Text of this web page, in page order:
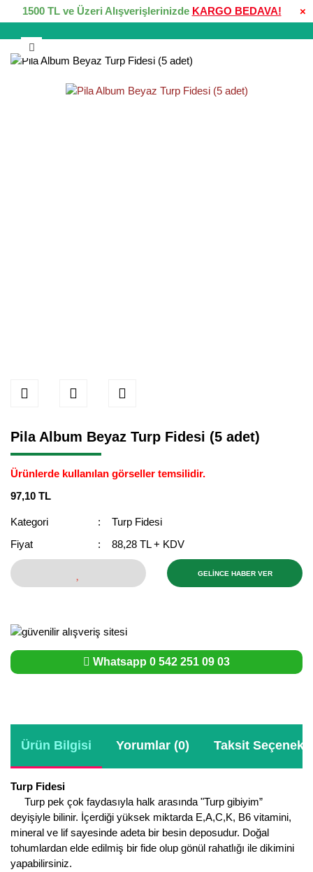
×
1500 TL ve Üzeri Alışverişlerinizde KARGO BEDAVA!
Pila Album Beyaz Turp Fidesi (5 adet)
Ürünlerde kullanılan görseller temsilidir.
97,10 TL
Kategori
Turp Fidesi
Fiyat
88,28 TL + KDV
GELİNCE HABER VER
Whatsapp 0 542 251 09 03
Ürün Bilgisi Yorumlar (0) Taksit
Turp Fidesi
Turp pek çok faydasıyla halk arasında "Turp gibiyim”
deyişiyle bilinir. İçerdiği yüksek miktarda E,A,C,K, B6 vitamini,
mineral ve lif sayesinde adeta bir besin deposudur. Doğal
tohumlardan elde edilmiş bir fide olup gönül rahatlığı ile dikimini
yapabilirsiniz.